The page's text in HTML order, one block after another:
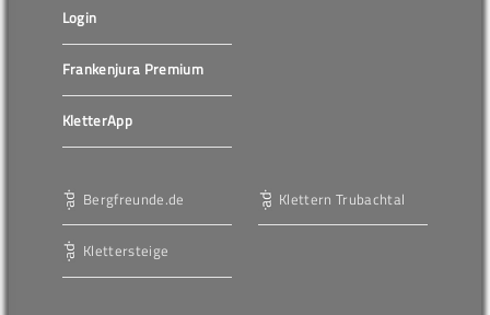
Login
Frankenjura Premium
KletterApp
Bergfreunde.de
Klettersteige
Klettern Trubachtal